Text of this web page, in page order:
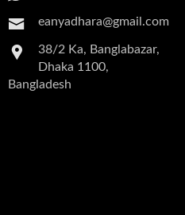
eanyadhara@gmail.com
38/2 Ka, Banglabazar,
Dhaka 1100,
Bangladesh